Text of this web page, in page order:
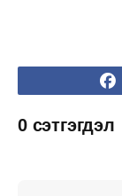
0 сэтгэгдэл